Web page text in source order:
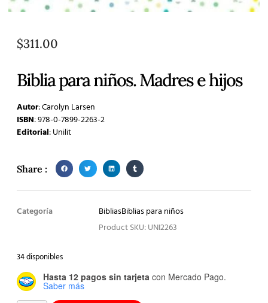
$311.00
Biblia para niños. Madres e hijos
Autor: Carolyn Larsen
ISBN: 978-0-7899-2263-2
Editorial: Unilit
Share :
Categoría BibliasBiblias para niños
Product SKU: UNI2263
34 disponibles
Hasta 12 pagos sin tarjeta con Mercado Pago.
Saber más